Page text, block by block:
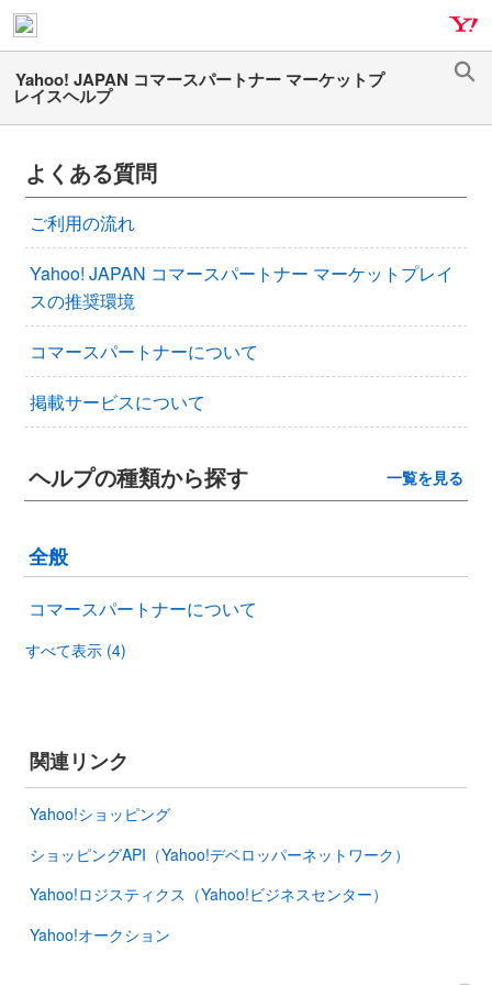
ナ
ビ
ゲ
ー
シ
ン
キ
メ
イ
ン
コ
ン
ン
ス
索
よくある質問
ご利用の流れ
Yahoo! JAPAN コマースパートナー マーケットプレイ
スの推奨環境
コマースパートナーについて
掲載サービスについて
ヘルプの種類から探す 一覧を見る
全般
コマースパートナーについて
すべて表示 (4)
関連リンク
Yahoo!ショッピング
ショッピングAPI（Yahoo!デベロッパーネットワーク）
Yahoo!ロジスティクス（Yahoo!ビジネスセンター）
Yahoo!オークション